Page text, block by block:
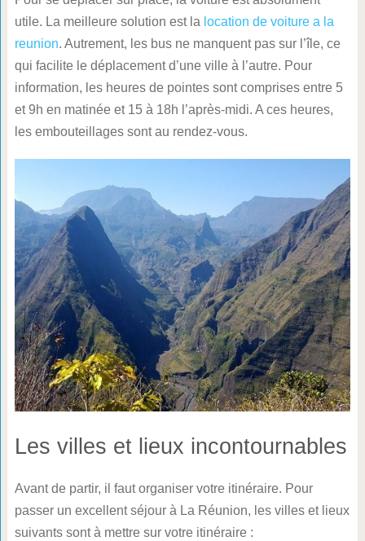
utile. La meilleure solution est la location de voiture a la
reunion. Autrement, les bus ne manquent pas sur l’île, ce
qui facilite le déplacement d’une ville à l’autre. Pour
information, les heures de pointes sont comprises entre 5
et 9h en matinée et 15 à 18h l’après-midi. A ces heures,
les embouteillages sont au rendez-vous.
Les villes et lieux incontournables
Avant de partir, il faut organiser votre itinéraire. Pour
passer un excellent séjour à La Réunion, les villes et lieux
suivants sont à mettre sur votre itinéraire :